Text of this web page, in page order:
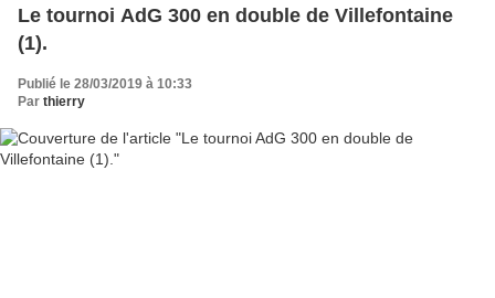
Le tournoi AdG 300 en double de Villefontaine
(1).
Publié le 28/03/2019 à 10:33
Par thierry